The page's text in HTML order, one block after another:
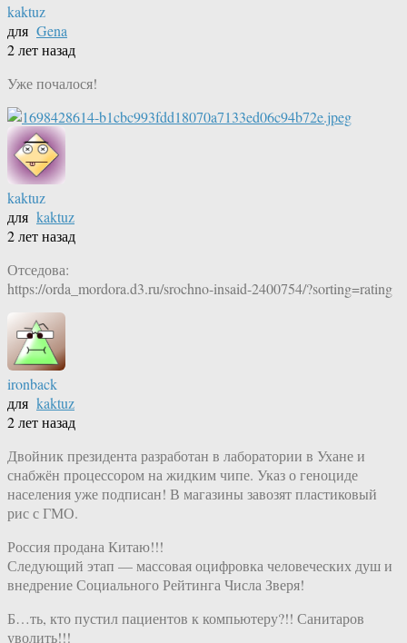
kaktuz
для Gena
2 лет назад
Уже почалося!
kaktuz
для kaktuz
2 лет назад
Отседова:
https://orda_mordora.d3.ru/srochno-insaid-2400754/?sorting=rating
ironback
для kaktuz
2 лет назад
Двойник президента разработан в лаборатории в Ухане и
снабжён процессором на жидким чипе. Указ о геноциде
населения уже подписан! В магазины завозят пластиковый
рис с ГМО.
Россия продана Китаю!!!
Следующий этап — массовая оцифровка человеческих душ и
внедрение Социального Рейтинга Числа Зверя!
Б…ть, кто пустил пациентов к компьютеру?!! Санитаров
уволить!!!